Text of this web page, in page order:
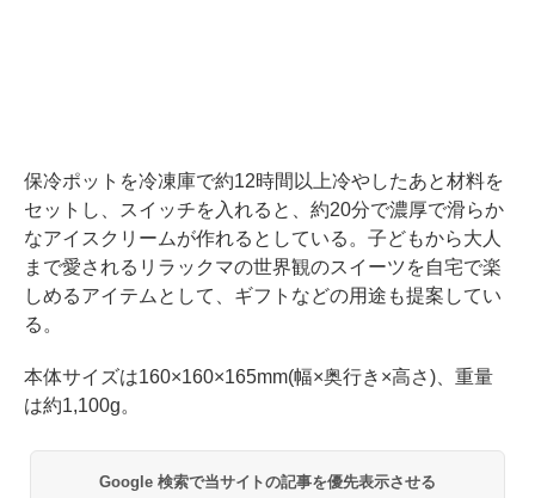
保冷ポットを冷凍庫で約12時間以上冷やしたあと材料を
セットし、スイッチを入れると、約20分で濃厚で滑らか
なアイスクリームが作れるとしている。子どもから大人
まで愛されるリラックマの世界観のスイーツを自宅で楽
しめるアイテムとして、ギフトなどの用途も提案してい
る。
本体サイズは160×160×165mm(幅×奥行き×高さ)、重量
は約1,100g。
Google 検索で当サイトの記事を優先表示させる